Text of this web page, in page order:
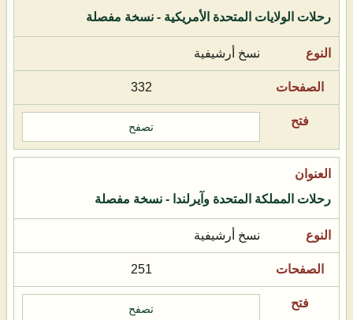
رحلات الولايات المتحدة الأمريكية - نسخة مفصلة
نسخ أرشيفية
332
تصفح
رحلات المملكة المتحدة وآيرلندا - نسخة مفصلة
نسخ أرشيفية
251
تصفح